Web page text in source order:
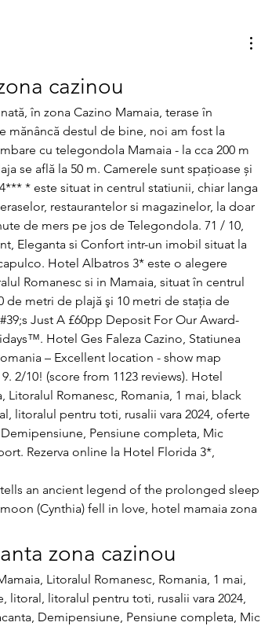
cazinou
mănâncă destul de bine, noi am fost la
cu telegondola Mamaia - la cca 200 m
se află la 50 m. Camerele sunt spațioase și
* este situat in centrul statiunii, chiar langa
restaurantelor si magazinelor, la doar
de mers pe jos de Telegondola. 71 / 10,
Eleganta si Confort intr-un imobil situat la
Hotel Albatros 3* este o alegere
Romanesc si in Mamaia, situat în centrul
de metri de plajă şi 10 metri de staţia de
Just A £60pp Deposit For Our Award-
Hotel Ges Faleza Cazino, Statiunea
– Excellent location - show map
2/10! (score from 1123 reviews). Hotel
Litoralul Romanesc, Romania, 1 mai, black
litoralul pentru toti, rusalii vara 2024, oferte
Pensiune completa, Mic
Rezerva online la Hotel Florida 3*,
an ancient legend of the prolonged sleep
(Cynthia) fell in love, hotel mamaia zona
zona cazinou
litoral, litoralul pentru toti, rusalii vara 2024,
Demipensiune, Pensiune completa, Mic